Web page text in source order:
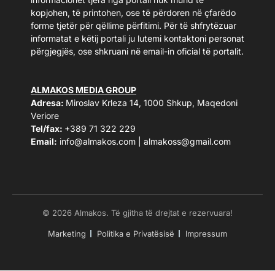
kopjohen, të printohen, ose të përdoren në çfarëdo
forme tjetër për qëllime përfitimi. Për të shfrytëzuar
informatat e këtij portali ju lutemi kontaktoni personat
përgjegjës, ose shkruani në email-in oficial të portalit.
ALMAKOS MEDIA GROUP
Adresa: Miroslav Krleza 14, 1000 Shkup, Maqedoni
Veriore
Tel/fax: +389 71 322 229
Email: info@almakos.com almakoss@gmail.com
© 2026 Almakos. Të gjitha të drejtat e rezervuara!
Marketing Politika e Privatësisë Impressum